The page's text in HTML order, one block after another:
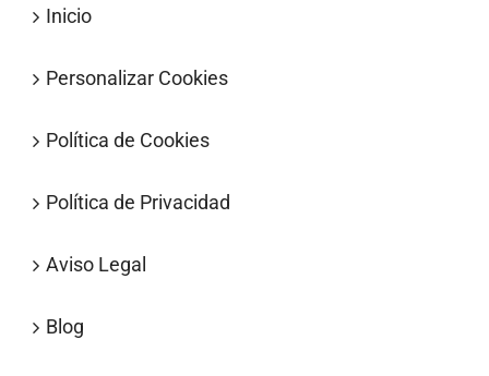
Inicio
Personalizar Cookies
Política de Cookies
Política de Privacidad
Aviso Legal
Blog